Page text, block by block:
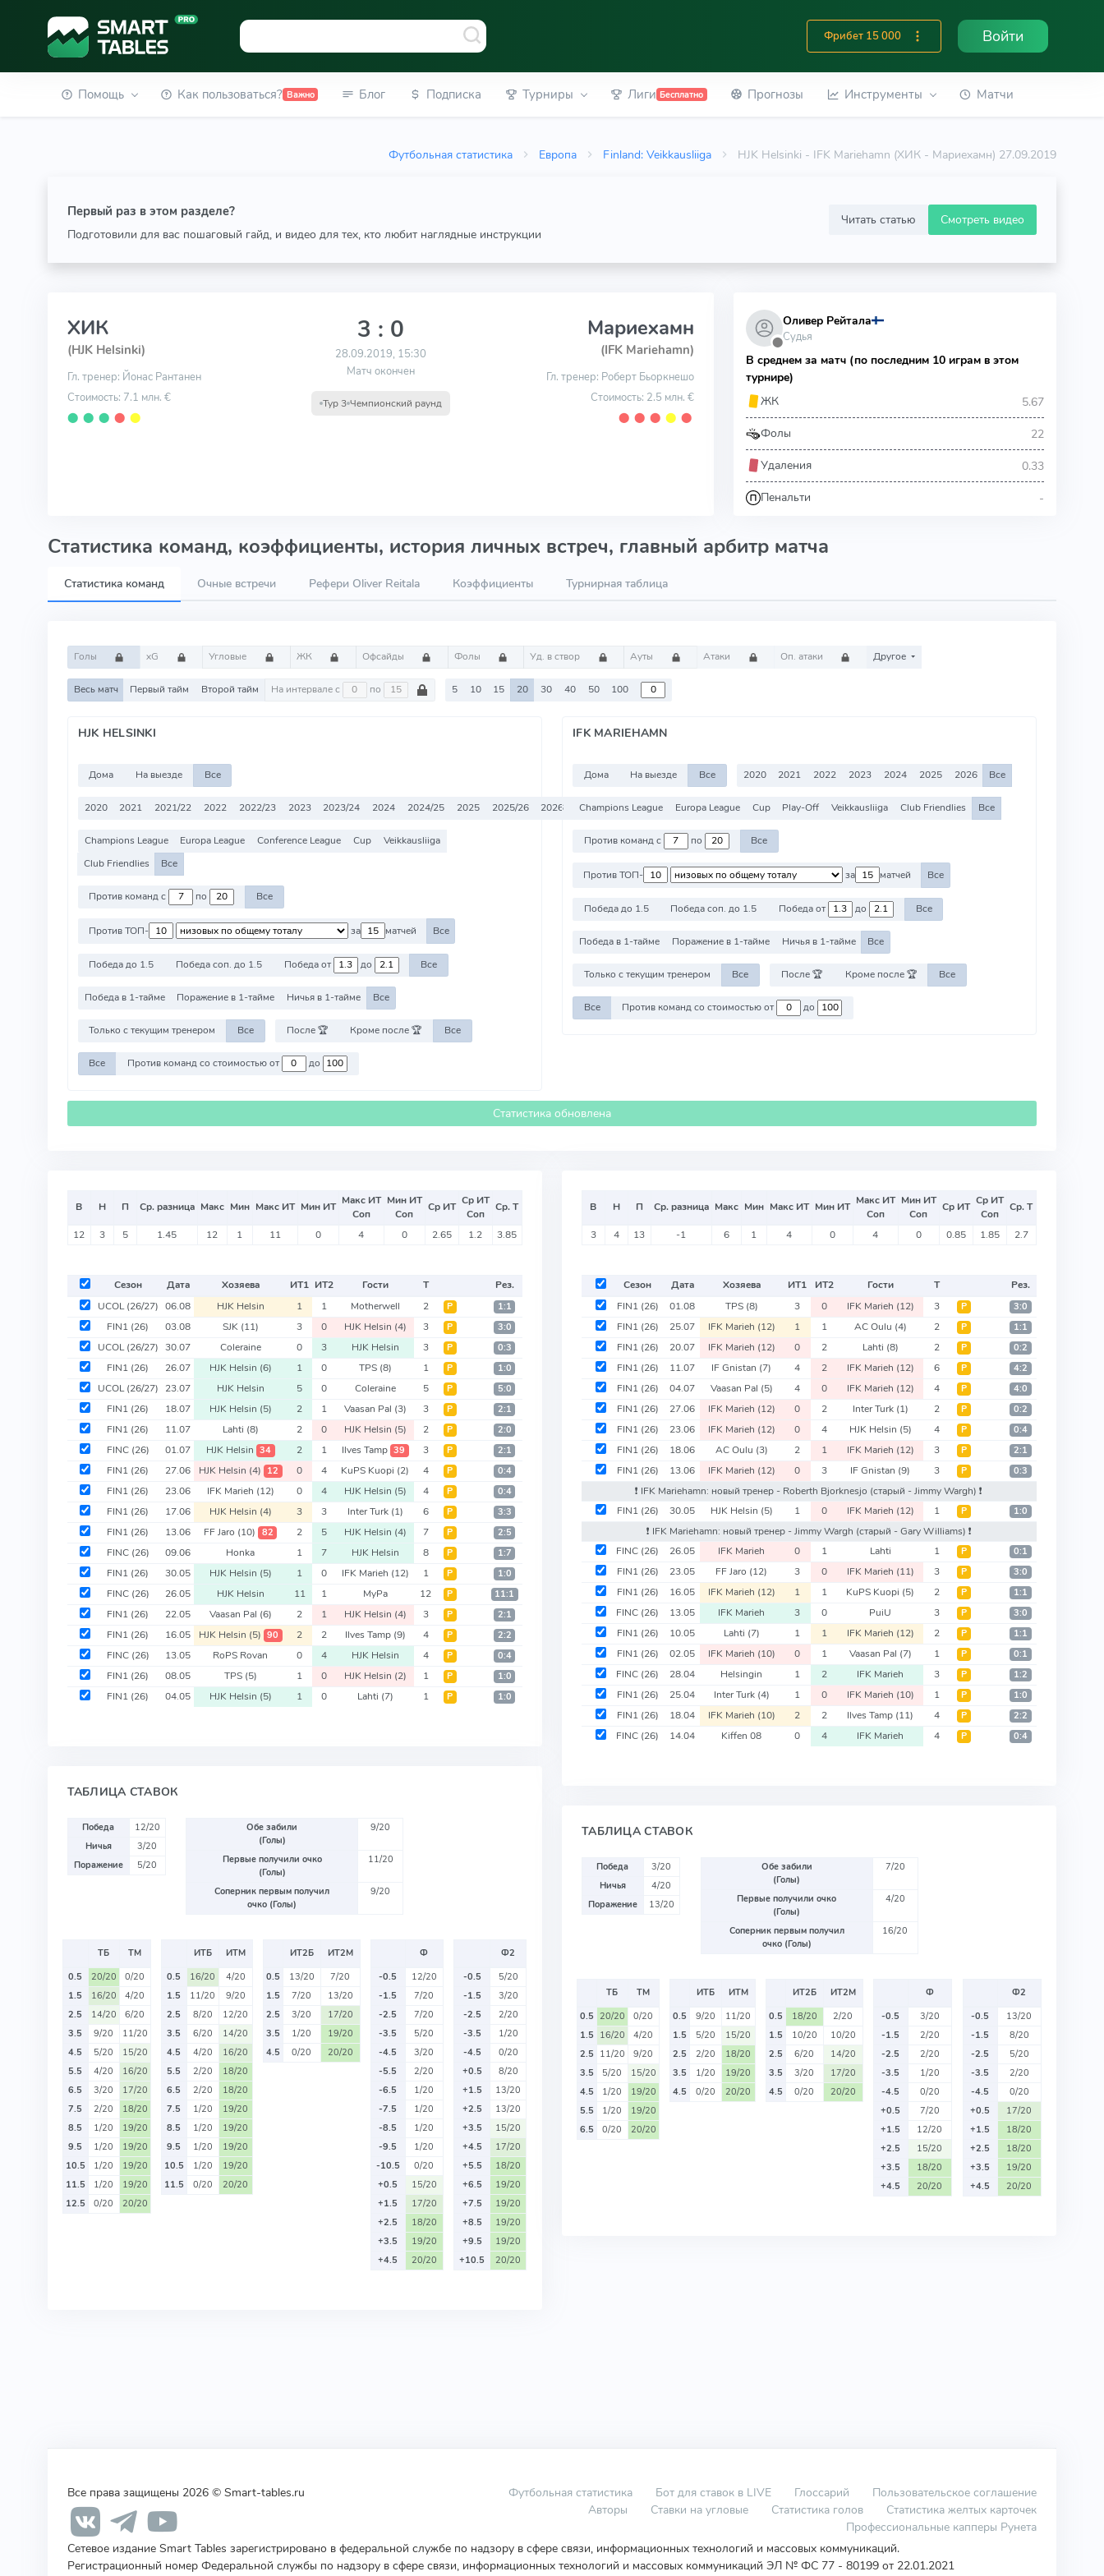
Фрибет 15 000 Войти
Помощь Как пользоваться? Важно Блог Подписка Турниры Лиги Бесплатно Прогнозы Инструменты Матчи
Футбольная статистика Европа Finland: Veikkausliiga HJK Helsinki - IFK Mariehamn (ХИК - Мариехамн) 27.09.2019
Первый раз в этом разделе?
Подготовили для вас пошаговый гайд, и видео для тех, кто любит наглядные инструкции
Читать статью Смотреть видео
ХИК
(HJK Helsinki)
Гл. тренер: Йонас Рантанен
Стоимость: 7.1 млн. €
⬤ ⬤ ⬤ ⬤ ⬤
3 : 0
28.09.2019, 15:30
Матч окончен
Тур 3 Чемпионский раунд
Мариехамн
(IFK Mariehamn)
Гл. тренер: Роберт Бьоркнешо
Стоимость: 2.5 млн. €
⬤ ⬤ ⬤ ⬤ ⬤
⬤
Оливер Рейтала
Судья
В среднем за матч (по последним 10 играм в этом
турнире)
ЖК
5.67
Фолы 22
Удаления 0.33
Пенальти -
Статистика команд, коэффициенты, история личных встреч, главный арбитр матча
Статистика команд Очные встречи Рефери Oliver Reitala Коэффициенты Турнирная таблица
Голы xG Угловые ЖК Офсайды Фолы Уд. в створ Ауты Атаки Оп. атаки Другое
Весь матч Первый тайм Второй тайм На интервале с по 5 10 15 20 30 40 50 100
HJK HELSINKI
Дома На выезде Все
2020 2021 2021/22 2022 2022/23 2023 2023/24 2024 2024/25 2025 2025/26 2026 2026/27 Все
Champions League Europa League Conference League Cup
Veikkausliiga
Club Friendlies
Все
Против команд с по Все
Против ТОП- за матчей Все
Победа до 1.5 Победа соп. до 1.5 Победа от до Все
Победа в 1-тайме Поражение в 1-тайме Ничья в 1-тайме Все
Только с текущим тренером Все После 🏆 Кроме после 🏆 Все
Все Против команд со стоимостью от до
IFK MARIEHAMN
Дома На выезде Все 2020 2021 2022 2023 2024 2025 2026 Все
Champions League Europa League Cup Play-Off Veikkausliiga Club Friendlies Все
Против команд с по Все
Против ТОП- за матчей Все
Победа до 1.5 Победа соп. до 1.5 Победа от до Все
Победа в 1-тайме Поражение в 1-тайме Ничья в 1-тайме Все
Только с текущим тренером Все После 🏆 Кроме после 🏆 Все
Все Против команд со стоимостью от до
Статистика обновлена
В Н П Ср. разница Макс Мин Макс ИТ Мин ИТ Макс ИТ
Соп
Мин ИТ
Соп
Ср ИТ Ср ИТ
Соп
Ср. Т
12 3 5 1.45 12 1 11 0 4 0 2.65 1.2 3.85
Сезон Дата Хозяева ИТ1 ИТ2 Гости Т
Рез.
UCOL(26/27) 06.08 HJK Helsin 1 1 Motherwell 2 Р 1:1
FIN1 (26) 03.08 SJK (11) 3 0 HJK Helsin (4) 3 Р 3:0
UCOL(26/27) 30.07 Coleraine 0 3 HJK Helsin 3 Р 0:3
FIN1 (26) 26.07 HJK Helsin (6) 1 0 TPS (8) 1 Р 1:0
UCOL(26/27) 23.07 HJK Helsin 5 0 Coleraine 5 Р 5:0
FIN1 (26) 18.07 HJK Helsin (5) 2 1 Vaasan Pal (3) 3 Р 2:1
FIN1 (26) 11.07 Lahti (8) 2 0 HJK Helsin (5) 2 Р 2:0
FINC (26) 01.07 HJK Helsin 34 2 1 Ilves Tamp 39 3 Р 2:1
FIN1 (26) 27.06 HJK Helsin (4) 12 0 4 KuPS Kuopi (2) 4 Р 0:4
FIN1 (26) 23.06 IFK Marieh (12) 0 4 HJK Helsin (5) 4 Р 0:4
FIN1 (26) 17.06 HJK Helsin (4) 3 3 Inter Turk (1) 6 Р 3:3
FIN1 (26) 13.06 FF Jaro (10) 82 2 5 HJK Helsin (4) 7 Р 2:5
FINC (26) 09.06 Honka 1 7 HJK Helsin 8 Р 1:7
FIN1 (26) 30.05 HJK Helsin (5) 1 0 IFK Marieh (12) 1 Р 1:0
FINC (26) 26.05 HJK Helsin 11 1 MyPa 12 Р 11:1
FIN1 (26) 22.05 Vaasan Pal (6) 2 1 HJK Helsin (4) 3 Р 2:1
FIN1 (26) 16.05 HJK Helsin (5) 90 2 2 Ilves Tamp (9) 4 Р 2:2
FINC (26) 13.05 RoPS Rovan 0 4 HJK Helsin 4 Р 0:4
FIN1 (26) 08.05 TPS (5) 1 0 HJK Helsin (2) 1 Р 1:0
FIN1 (26) 04.05 HJK Helsin (5) 1 0 Lahti (7) 1 Р 1:0
ТАБЛИЦА СТАВОК
Победа
12/20
Ничья
3/20
Поражение
5/20
Обе забили
(Голы)
9/20
Первые получили очко
(Голы)
11/20
Соперник первым получил
очко (Голы)
9/20
ТБ
ТМ
0.5
20/20
0/20
1.5
16/20
4/20
2.5
14/20
6/20
3.5
9/20
11/20
4.5
5/20
15/20
5.5
4/20
16/20
6.5
3/20
17/20
7.5
2/20
18/20
8.5
1/20
19/20
9.5
1/20
19/20
10.5
1/20
19/20
11.5
1/20
19/20
12.5
0/20 20/20
ИТБ
ИТМ
0.5
16/20
4/20
1.5
11/20
9/20
2.5
8/20
12/20
3.5
6/20
14/20
4.5
4/20
16/20
5.5
2/20
18/20
6.5
2/20
18/20
7.5
1/20
19/20
8.5
1/20
19/20
9.5
1/20
19/20
10.5
1/20
19/20
11.5
0/20 20/20
ИТ2Б
ИТ2М
0.5
13/20
7/20
1.5
7/20
13/20
2.5
3/20
17/20
3.5
1/20
19/20
4.5
0/20 20/20
Ф
-0.5
12/20
-1.5
7/20
-2.5
7/20
-3.5
5/20
-4.5
3/20
-5.5
2/20
-6.5
1/20
-7.5
1/20
-8.5
1/20
-9.5
1/20
-10.5
0/20
+0.5
15/20
+1.5
17/20
+2.5
18/20
+3.5
19/20
+4.5
20/20
Ф2
-0.5
5/20
-1.5
3/20
-2.5
2/20
-3.5
1/20
-4.5
0/20
+0.5
8/20
+1.5
13/20
+2.5
13/20
+3.5
15/20
+4.5
17/20
+5.5
18/20
+6.5
19/20
+7.5
19/20
+8.5
19/20
+9.5
19/20
+10.5
20/20
В Н П Ср. разница Макс Мин Макс ИТ Мин ИТ Макс ИТ
Соп
Мин ИТ
Соп
Ср ИТ Ср ИТ
Соп
Ср. Т
3 4 13 -1 6 1 4 0 4 0 0.85 1.85 2.7
Сезон Дата Хозяева ИТ1 ИТ2 Гости Т
Рез.
FIN1 (26) 01.08 TPS (8) 3 0 IFK Marieh (12) 3 Р 3:0
FIN1 (26) 25.07 IFK Marieh (12) 1 1 AC Oulu (4) 2 Р 1:1
FIN1 (26) 20.07 IFK Marieh (12) 0 2 Lahti (8) 2 Р 0:2
FIN1 (26) 11.07 IF Gnistan (7) 4 2 IFK Marieh (12) 6 Р 4:2
FIN1 (26) 04.07 Vaasan Pal (5) 4 0 IFK Marieh (12) 4 Р 4:0
FIN1 (26) 27.06 IFK Marieh (12) 0 2 Inter Turk (1) 2 Р 0:2
FIN1 (26) 23.06 IFK Marieh (12) 0 4 HJK Helsin (5) 4 Р 0:4
FIN1 (26) 18.06 AC Oulu (3) 2 1 IFK Marieh (12) 3 Р 2:1
FIN1 (26) 13.06 IFK Marieh (12) 0 3 IF Gnistan (9) 3 Р 0:3
❗️ IFK Mariehamn: новый тренер - Roberth Bjorknesjo (старый - Jimmy Wargh) ❗️
FIN1 (26) 30.05 HJK Helsin (5) 1 0 IFK Marieh (12) 1 Р 1:0
❗️ IFK Mariehamn: новый тренер - Jimmy Wargh (старый - Gary Williams) ❗️
FINC (26) 26.05 IFK Marieh 0 1 Lahti 1 Р 0:1
FIN1 (26) 23.05 FF Jaro (12) 3 0 IFK Marieh (11) 3 Р 3:0
FIN1 (26) 16.05 IFK Marieh (12) 1 1 KuPS Kuopi (5) 2 Р 1:1
FINC (26) 13.05 IFK Marieh 3 0 PuiU 3 Р 3:0
FIN1 (26) 10.05 Lahti (7) 1 1 IFK Marieh (12) 2 Р 1:1
FIN1 (26) 02.05 IFK Marieh (10) 0 1 Vaasan Pal (7) 1 Р 0:1
FINC (26) 28.04 Helsingin 1 2 IFK Marieh 3 Р 1:2
FIN1 (26) 25.04 Inter Turk (4) 1 0 IFK Marieh (10) 1 Р 1:0
FIN1 (26) 18.04 IFK Marieh (10) 2 2 Ilves Tamp (11) 4 Р 2:2
FINC (26) 14.04 Kiffen 08 0 4 IFK Marieh 4 Р 0:4
ТАБЛИЦА СТАВОК
Победа
3/20
Ничья
4/20
Поражение
13/20
Обе забили
(Голы)
7/20
Первые получили очко
(Голы)
4/20
Соперник первым получил
очко (Голы)
16/20
ТБ
ТМ
0.5 20/20
0/20
1.5 16/20
4/20
2.5 11/20
9/20
3.5
5/20
15/20
4.5
1/20
19/20
5.5
1/20
19/20
6.5
0/20 20/20
ИТБ
ИТМ
0.5
9/20
11/20
1.5
5/20
15/20
2.5
2/20
18/20
3.5
1/20
19/20
4.5
0/20 20/20
ИТ2Б
ИТ2М
0.5
18/20
2/20
1.5
10/20
10/20
2.5
6/20
14/20
3.5
3/20
17/20
4.5
0/20 20/20
Ф
-0.5
3/20
-1.5
2/20
-2.5
2/20
-3.5
1/20
-4.5
0/20
+0.5
7/20
+1.5
12/20
+2.5
15/20
+3.5
18/20
+4.5
20/20
Ф2
-0.5
13/20
-1.5
8/20
-2.5
5/20
-3.5
2/20
-4.5
0/20
+0.5
17/20
+1.5
18/20
+2.5
18/20
+3.5
19/20
+4.5
20/20
Все права защищены 2026 © Smart-tables.ru Футбольная статистика Бот для ставок в LIVE Глоссарий
Пользовательское соглашение
Авторы
Ставки на угловые Статистика голов
Статистика желтых карточек
Профессиональные капперы Рунета
Сетевое издание Smart Tables зарегистрировано в федеральной службе по надзору в сфере связи, информационных технологий и массовых коммуникаций.
Регистрационный номер Федеральной службы по надзору в сфере связи, информационных технологий и массовых коммуникаций ЭЛ № ФС 77 - 80199 от 22.01.2021